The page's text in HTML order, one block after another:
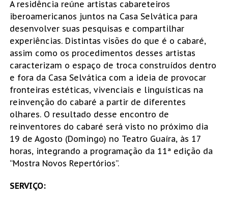
A residência reúne artistas cabareteiros
iberoamericanos juntos na Casa Selvática para
desenvolver suas pesquisas e compartilhar
experiências. Distintas visões do que é o cabaré,
assim como os procedimentos desses artistas
caracterizam o espaço de troca construídos dentro
e fora da Casa Selvática com a ideia de provocar
fronteiras estéticas, vivenciais e linguísticas na
reinvenção do cabaré a partir de diferentes
olhares. O resultado desse encontro de
reinventores do cabaré será visto no próximo dia
19 de Agosto (Domingo) no Teatro Guaíra, às 17
horas, integrando a programação da 11ª edição da
“Mostra Novos Repertórios”.
SERVIÇO: